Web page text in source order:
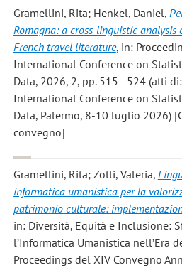
Gramellini, Rita; Henkel, Daniel,
Romagna: a cross-linguistic analysis
French travel literature, in:
International Conference on
Data, 2026, 2, pp. 515 - 524 (atti
International Conference on
Data, Palermo, 8-10 luglio 2026)
convegno]
Gramellini, Rita; Zotti, Valeria,
informatica umanistica per la
patrimonio culturale:
in: Diversità, Equità e Inclusione:
l’Informatica Umanistica nell’Era
Proceedings del XIV Convegno